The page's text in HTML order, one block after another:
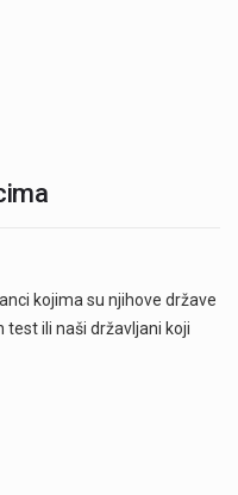
kojima su njihove države
ili naši državljani koji